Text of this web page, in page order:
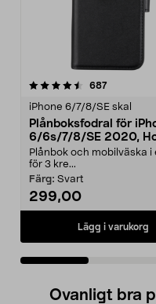
687recensioner
iPhone 6/7/8/SE skal
Plånboksfodral för
6/6s/7/8/SE 2020,
Plånbok och mobilväska i
för 3 kre...
Färg: Svart
299,00
Lägg i varukorg
4.5 av 5 stjärnor
Ovanligt bra